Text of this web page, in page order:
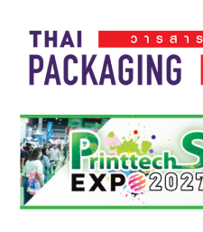
main
content
secondary
menu
primary
sidebar
footer
Thai
Pack
Pack
Magazine